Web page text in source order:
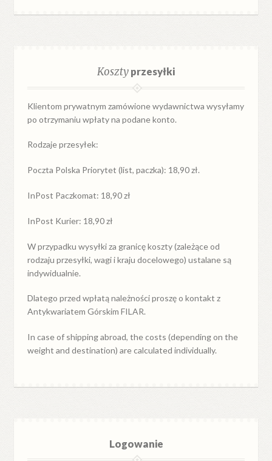
Kosztyprzesyłki
Klientom prywatnym zamówione wydawnictwa wysyłamy
po otrzymaniu wpłaty na podane konto.
Rodzaje przesyłek:
Poczta Polska Priorytet (list, paczka): 18,90 zł.
InPost Paczkomat: 18,90 zł
InPost Kurier: 18,90 zł
W przypadkuwysyłkiza granicękoszty (zależące od
rodzaju przesyłki, wagi i kraju docelowego) ustalane są
indywidualnie.
Dlatego przed wpłatą należności proszę o kontakt z
Antykwariatem Górskim FILAR.
In case of shipping abroad, the costs (depending on the
weight and destination) are calculated individually.
Logowanie